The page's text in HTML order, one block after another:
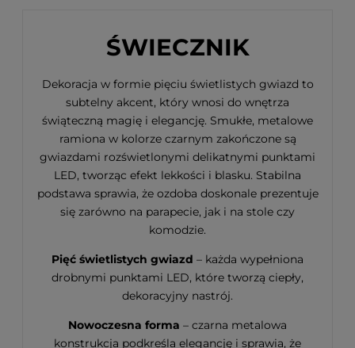
ŚWIECZNIK
Dekoracja w formie pięciu świetlistych gwiazd to
subtelny akcent, który wnosi do wnętrza
świąteczną magię i elegancję. Smukłe, metalowe
ramiona w kolorze czarnym zakończone są
gwiazdami rozświetlonymi delikatnymi punktami
LED, tworząc efekt lekkości i blasku. Stabilna
podstawa sprawia, że ozdoba doskonale prezentuje
się zarówno na parapecie, jak i na stole czy
komodzie.
Pięć świetlistych gwiazd – każda wypełniona
drobnymi punktami LED, które tworzą ciepły,
dekoracyjny nastrój.
Nowoczesna forma – czarna metalowa
konstrukcja podkreśla elegancję i sprawia, że